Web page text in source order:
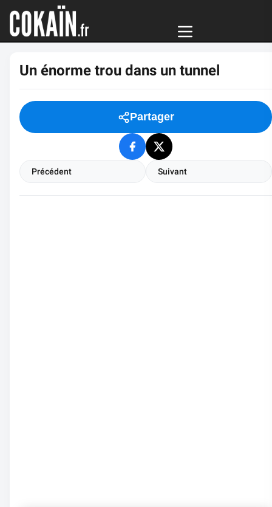
Un énorme trou dans un tunnel
Partager
Précédent Suivant